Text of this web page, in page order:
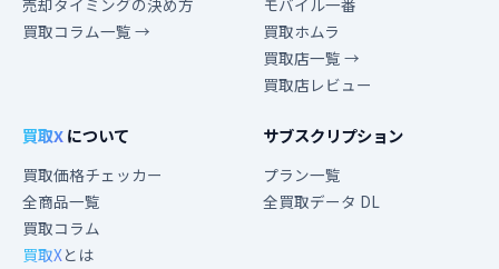
売却タイミングの決め方
買取コラム一覧 →
モバイル一番
買取ホムラ
買取店一覧 →
買取店レビュー
買取Xについて
買取価格チェッカー
全商品一覧
買取コラム
買取Xとは
サブスクリプション
プラン一覧
全買取データ DL